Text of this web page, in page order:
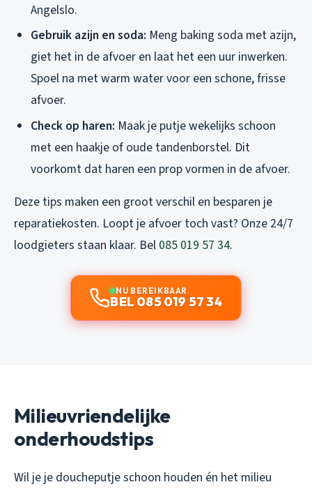
Angelslo.
Gebruik azijn en soda: Meng baking soda met azijn,
giet het in de afvoer en laat het een uur inwerken.
Spoel na met warm water voor een schone, frisse
afvoer.
Check op haren: Maak je putje wekelijks schoon
met een haakje of oude tandenborstel. Dit
voorkomt dat haren een prop vormen in de afvoer.
Deze tips maken een groot verschil en besparen je
reparatiekosten. Loopt je afvoer toch vast? Onze 24/7
loodgieters staan klaar. Bel 085 019 57 34.
NU BEREIKBAAR
BEL 085 019 57 34
Milieuvriendelijke
onderhoudstips
Wil je je doucheputje schoon houden én het milieu